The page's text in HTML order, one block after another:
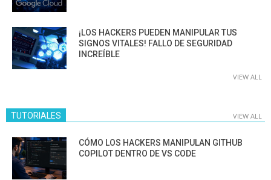
¡LOS HACKERS PUEDEN MANIPULAR TUS
SIGNOS VITALES! FALLO DE SEGURIDAD
INCREÍBLE
VIEW ALL
TUTORIALES VIEW ALL
CÓMO LOS HACKERS MANIPULAN GITHUB
COPILOT DENTRO DE VS CODE